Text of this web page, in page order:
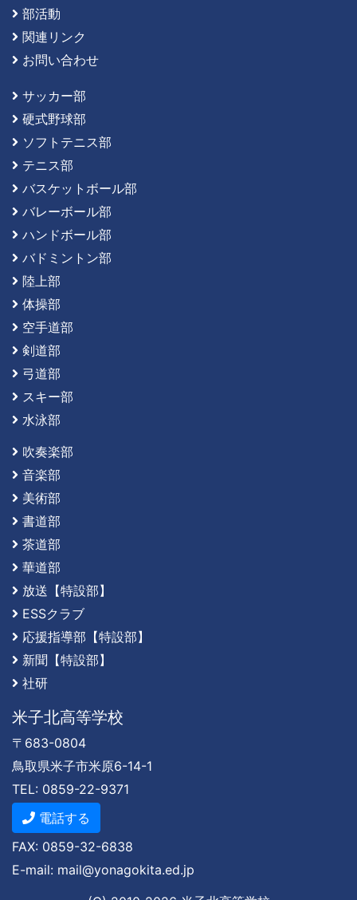
部活動
関連リンク
お問い合わせ
サッカー部
硬式野球部
ソフトテニス部
テニス部
バスケットボール部
バレーボール部
ハンドボール部
バドミントン部
陸上部
体操部
空手道部
剣道部
弓道部
スキー部
水泳部
吹奏楽部
音楽部
美術部
書道部
茶道部
華道部
放送【特設部】
ESSクラブ
応援指導部【特設部】
新聞【特設部】
社研
米子北高等学校
〒683-0804
鳥取県米子市米原6-14-1
TEL: 0859-22-9371
電話する
FAX: 0859-32-6838
E-mail: mail@yonagokita.ed.jp